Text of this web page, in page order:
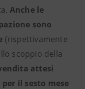
Anche le
sono
(rispettivamente
scoppio della
attesi
il sesto mese